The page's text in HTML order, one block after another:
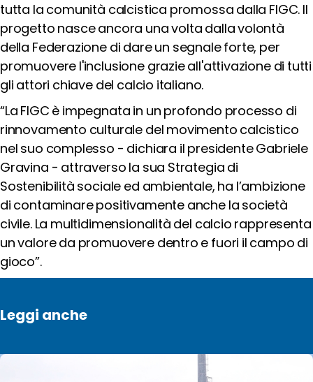
tutta la comunità calcistica promossa dalla FIGC. Il
progetto nasce ancora una volta dalla volontà
della Federazione di dare un segnale forte, per
promuovere l'inclusione grazie all'attivazione di tutti
gli attori chiave del calcio italiano.
“La FIGC è impegnata in un profondo processo di
rinnovamento culturale del movimento calcistico
nel suo complesso - dichiara il presidente Gabriele
Gravina - attraverso la sua Strategia di
Sostenibilità sociale ed ambientale, ha l’ambizione
di contaminare positivamente anche la società
civile. La multidimensionalità del calcio rappresenta
un valore da promuovere dentro e fuori il campo di
gioco”.
Leggi anche